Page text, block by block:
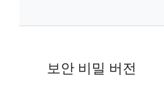
보안 비밀 버전